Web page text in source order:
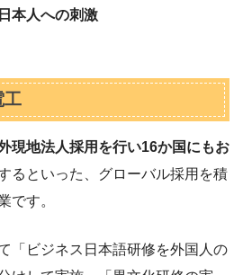
本人への刺激
現地法人採用を行い16か国にもお
るといった、グローバル採用を積
です。
「ビジネス日本語研修を外国人の